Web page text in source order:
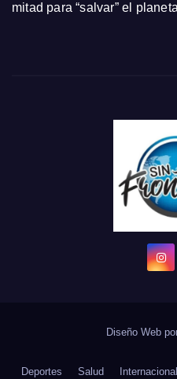
mitad para “salvar” el planeta
Diseño Web
Deportes Salud